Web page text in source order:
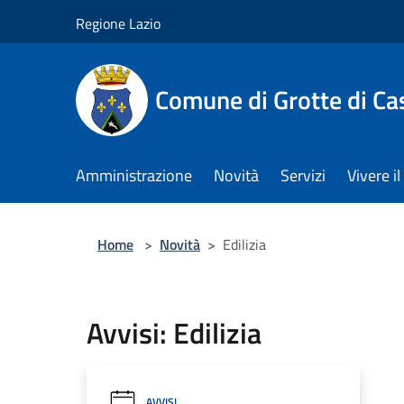
Regione Lazio
Comune di Grotte di
Amministrazione Novità Servizi Vivere
Home > Novità > Edilizia
Avvisi: Edilizia